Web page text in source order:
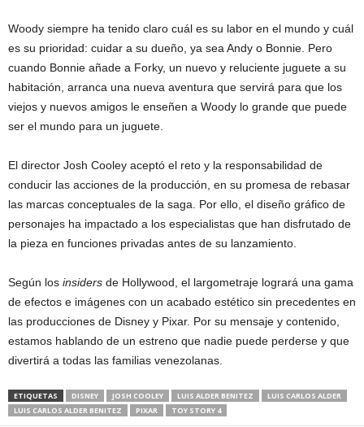
Woody siempre ha tenido claro cuál es su labor en el mundo y cuál
es su prioridad: cuidar a su dueño, ya sea Andy o Bonnie. Pero
cuando Bonnie añade a Forky, un nuevo y reluciente juguete a su
habitación, arranca una nueva aventura que servirá para que los
viejos y nuevos amigos le enseñen a Woody lo grande que puede
ser el mundo para un juguete.
El director Josh Cooley aceptó el reto y la responsabilidad de
conducir las acciones de la producción, en su promesa de rebasar
las marcas conceptuales de la saga. Por ello, el diseño gráfico de
personajes ha impactado a los especialistas que han disfrutado de
la pieza en funciones privadas antes de su lanzamiento.
Según los insiders de Hollywood, el largometraje logrará una gama
de efectos e imágenes con un acabado estético sin precedentes en
las producciones de Disney y Pixar. Por su mensaje y contenido,
estamos hablando de un estreno que nadie puede perderse y que
divertirá a todas las familias venezolanas.
ETIQUETAS DISNEY JOSH COOLEY LUIS ALDER BENITEZ
LUIS CARLOS ALDER
LUIS CARLOS ALDER BENITEZ
PIXAR TOY STORY 4